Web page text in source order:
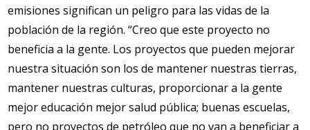
emisiones significan un peligro para las vidas de la
población de la región. “Creo que este proyecto no
beneficia a la gente. Los proyectos que pueden mejorar
nuestra situación son los de mantener nuestras tierras,
mantener nuestras culturas, proporcionar a la gente
mejor educación mejor salud pública; buenas escuelas,
pero no proyectos de petróleo que no van a beneficiar a